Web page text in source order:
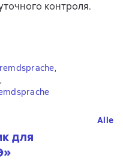
контроля.
,
,
для
»
Alle